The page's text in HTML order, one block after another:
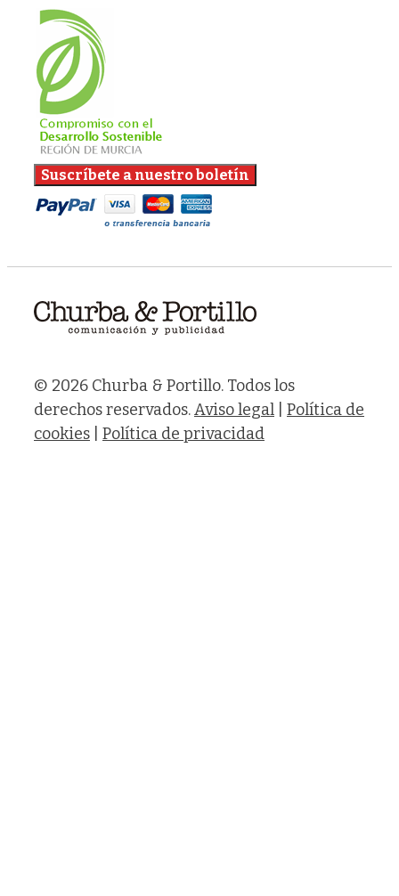
© 2026 Churba & Portillo. Todos los
derechos reservados.Aviso legal
Política de
cookies
Política de privacidad